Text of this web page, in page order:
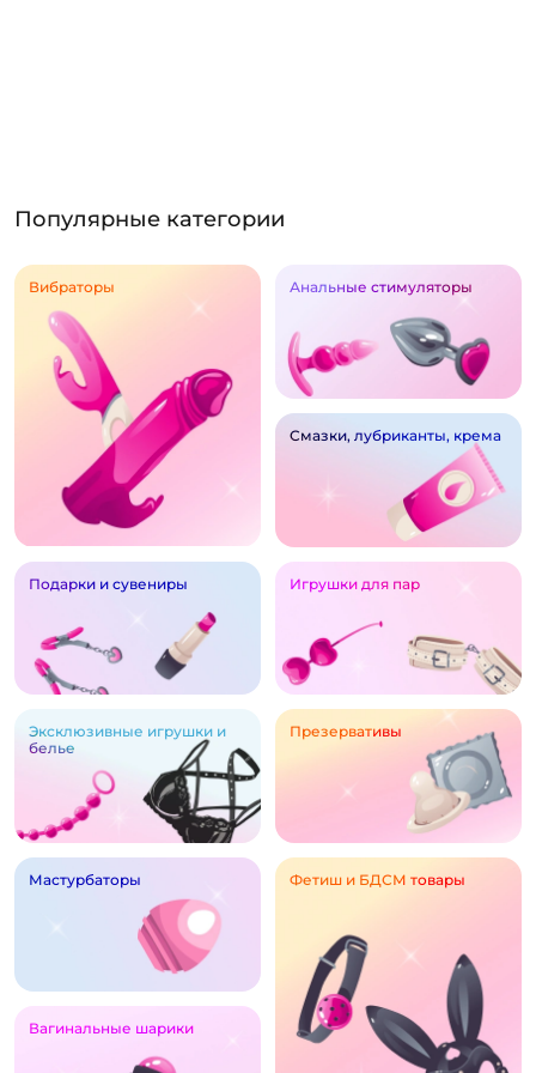
Популярные категории
Вибраторы Анальные стимуляторы
Смазки, лубриканты, крема
Подарки и сувениры Игрушки для пар
Эксклюзивные игрушки и
белье
Презервативы
Мастурбаторы
Вагинальные шарики
Фетиш и БДСМ товары